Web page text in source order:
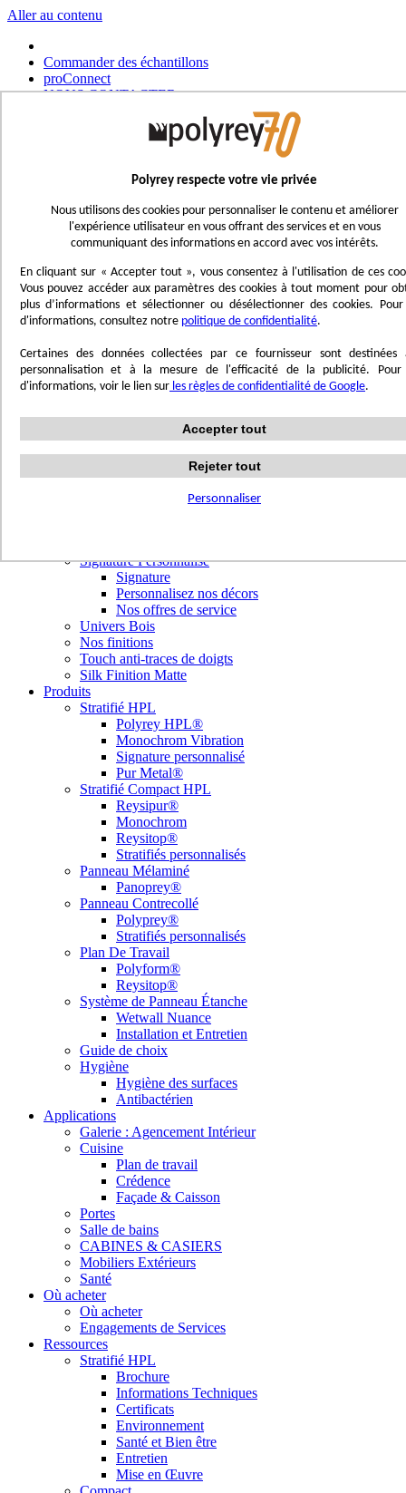
Polyrey respecte votre vie privée
Nous utilisons des cookies pour personnaliser le contenu et améliorer
l'expérience utilisateur en vous offrant des services et en vous
communiquant des informations en accord avec vos intérêts.
En cliquant sur « Accepter tout », vous consentez à l'utilisation de ces
Vous pouvez accéder aux paramètres des cookies à tout moment pour
plus d’informations et sélectionner ou désélectionner des cookies. Pour
d'informations, consultez notre politique de confidentialité.
Certaines des données collectées par ce fournisseur sont
personnalisation et à la mesure de l'efficacité de la publicité. Pour
d'informations, voir le lien sur les règles de confidentialité de Google.
Accepter tout
Rejeter tout
Personnaliser
Aller au contenu
Commander des échantillons
proConnect
NOUS CONTACTER
UK - Ireland
International
Español
Português
Nederlands
Deutsch
Affichage navigation
Inspirez-vous
Trend'Lab
Terrazzo Passion
Authentic Travertine
Woods Custom
Signature Personnalisé
Signature
Personnalisez nos décors
Nos offres de service
Univers Bois
Nos finitions
Touch anti-traces de doigts
Silk Finition Matte
Produits
Stratifié HPL
Polyrey HPL®
Monochrom Vibration
Signature personnalisé
Pur Metal®
Stratifié Compact HPL
Reysipur®
Monochrom
Reysitop®
Stratifiés personnalisés
Panneau Mélaminé
Panoprey®
Panneau Contrecollé
Polyprey®
Stratifiés personnalisés
Plan De Travail
Polyform®
Reysitop®
Système de Panneau Étanche
Wetwall Nuance
Installation et Entretien
Guide de choix
Hygiène
Hygiène des surfaces
Antibactérien
Applications
Galerie : Agencement Intérieur
Cuisine
Plan de travail
Crédence
Façade & Caisson
Portes
Salle de bains
CABINES & CASIERS
Mobiliers Extérieurs
Santé
Où acheter
Où acheter
Engagements de Services
Ressources
Stratifié HPL
Brochure
Informations Techniques
Certificats
Environnement
Santé et Bien être
Entretien
Mise en Œuvre